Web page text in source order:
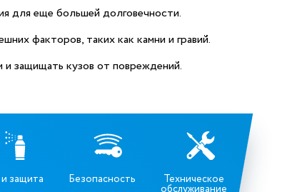
для еще большей долговечности.
факторов, таких как камни и гравий.
защищать кузов от повреждений.
защита Безопасность Техническое